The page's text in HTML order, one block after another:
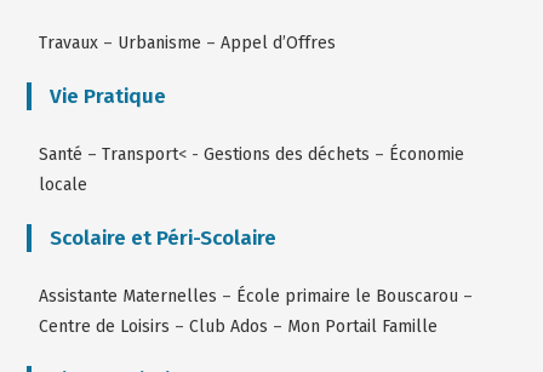
Travaux – Urbanisme –Appel d’Offres
Vie Pratique
Santé –Transport< -Gestions des déchets – Économie
locale
Scolaire et Péri-Scolaire
Assistante Maternelles – École primaire le Bouscarou –
Centre de Loisirs –Club Ados – Mon Portail Famille